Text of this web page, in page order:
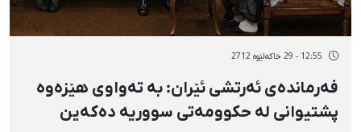
12:55 - 29 خاکەلێوه 2712
فەرماندەی ئەرتشی ئێران: بە تەواوی هێزەوە
پشتیوانی لە حكوومەتی سووریە دەكەین